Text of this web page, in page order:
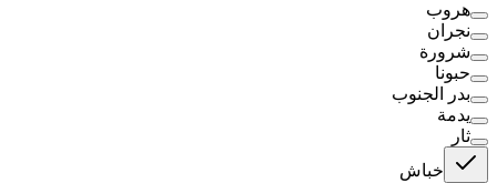
هروب
نجران
شرورة
حبونا
بدر الجنوب
يدمة
ثار
خباش